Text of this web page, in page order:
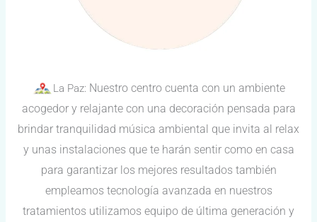
La Paz: Nuestro centro cuenta con un ambiente
acogedor y relajante con una decoración pensada para
brindar tranquilidad música ambiental que invita al relax
y unas instalaciones que te harán sentir como en casa
para garantizar los mejores resultados también
empleamos tecnología avanzada en nuestros
tratamientos utilizamos equipo de última generación y